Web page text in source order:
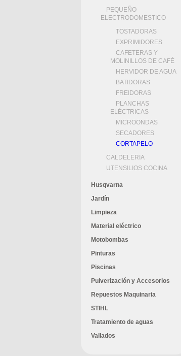
PEQUEÑO
ELECTRODOMESTICO
TOSTADORAS
EXPRIMIDORES
CAFETERAS Y
MOLINILLOS DE CAFÉ
HERVIDOR DE AGUA
BATIDORAS
FREIDORAS
PLANCHAS
ELÉCTRICAS
MICROONDAS
SECADORES
CORTAPELO
CALDELERIA
UTENSILIOS COCINA
Husqvarna
Jardín
Limpieza
Material eléctrico
Motobombas
Pinturas
Piscinas
Pulverización y Accesorios
Repuestos Maquinaria
STIHL
Tratamiento de aguas
Vallados